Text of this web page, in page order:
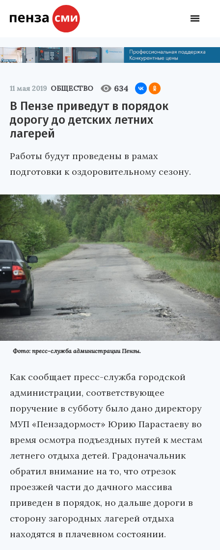
11 мая 2019 ОБЩЕСТВО 634
В Пензе приведут в порядок
дорогу до детских летних
лагерей
Работы будут проведены в рамах
подготовки к оздоровительному сезону.
Фото: пресс-служба администрации Пензы.
Как сообщает пресс-служба городской
администрации, соответствующее
поручение в субботу было дано директору
МУП «Пензадормост» Юрию Парастаеву во
время осмотра подъездных путей к местам
летнего отдыха детей. Градоначальник
обратил внимание на то, что отрезок
проезжей части до дачного массива
приведен в порядок, но дальше дороги в
сторону загородных лагерей отдыха
находятся в плачевном состоянии.